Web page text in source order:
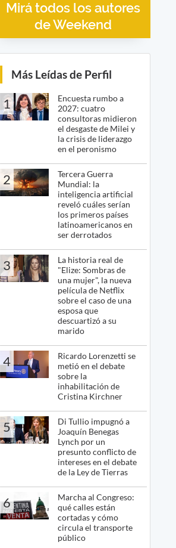
Mirá todos los autores
de Weekend
Más Leídas de Perfil
1
Encuesta rumbo a
2027: cuatro
consultoras midieron
el desgaste de Milei y
la crisis de liderazgo
en el peronismo
2
Tercera Guerra
Mundial: la
inteligencia artificial
reveló cuáles serían
los primeros países
latinoamericanos en
ser derrotados
3
La historia real de
"Elize: Sombras de
una mujer", la nueva
película de Netflix
sobre el caso de una
esposa que
descuartizó a su
marido
4
Ricardo Lorenzetti se
metió en el debate
sobre la
inhabilitación de
Cristina Kirchner
5
Di Tullio impugnó a
Joaquín Benegas
Lynch por un
presunto conflicto de
intereses en el debate
de la Ley de Tierras
6
Marcha al Congreso:
qué calles están
cortadas y cómo
circula el transporte
público